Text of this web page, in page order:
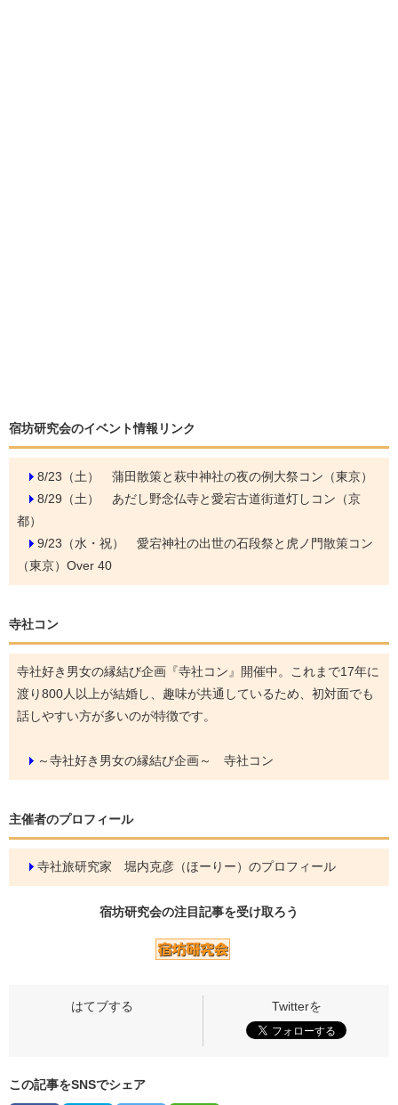
宿坊研究会のイベント情報リンク
8/23（土） 蒲田散策と萩中神社の夜の例大祭コン（東京）
8/29（土） あだし野念仏寺と愛宕古道街道灯しコン（京
都）
9/23（水・祝） 愛宕神社の出世の石段祭と虎ノ門散策コン
（東京）Over 40
寺社コン
寺社好き男女の縁結び企画『寺社コン』開催中。これまで17年に
渡り800人以上が結婚し、趣味が共通しているため、初対面でも
話しやすい方が多いのが特徴です。
～寺社好き男女の縁結び企画～ 寺社コン
主催者のプロフィール
寺社旅研究家 堀内克彦（ほーりー）のプロフィール
宿坊研究会の注目記事を受け取ろう
この記事をSNSでシェア